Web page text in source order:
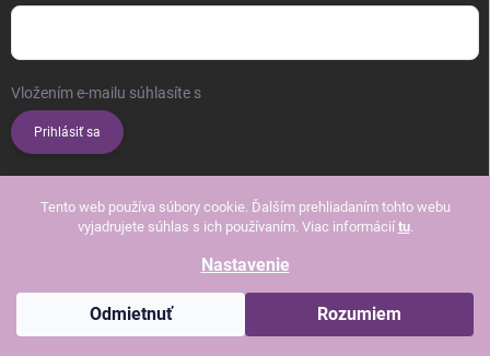
Tento web používa súbory cookie. Ďalším prehliadaním tohto webu
vyjadrujete súhlas s ich používaním. Viac informácií tu.
Nastavenie
Odmietnuť Rozumiem
Vložením e-mailu súhlasíte s
Prihlásiť sa
Vytvoril Shoptet
cookies